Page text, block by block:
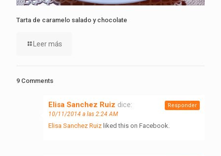
Tarta de caramelo salado y chocolate
Leer más
9 Comments
Elisa Sanchez Ruiz dice:
10/11/2014 a las 2:24 AM
Elisa Sanchez Ruiz liked this on Facebook.
Responder